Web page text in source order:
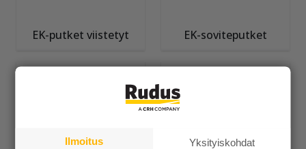
EK-putket viistetyt EK-soviteputket
Ilmoitus Yksityiskohdat